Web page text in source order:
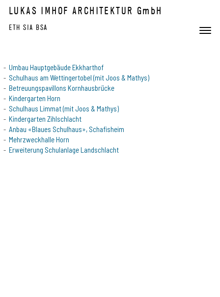
LUKAS IMHOF ARCHITEKTUR GmbH
ETH SIA BSA
Toggle
Menu
Umbau Hauptgebäude Ekkharthof
Schulhaus am Wettingertobel (mit Joos & Mathys)
Betreuungspavillons Kornhausbrücke
Kindergarten Horn
Schulhaus Limmat (mit Joos & Mathys)
Kindergarten Zihlschlacht
Anbau «Blaues Schulhaus», Schafisheim
Mehrzweckhalle Horn
Erweiterung Schulanlage Landschlacht